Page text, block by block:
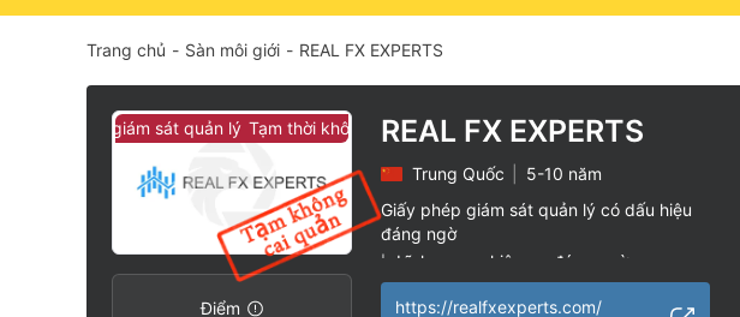
Trang chủ - Sàn môi giới - REAL FX EXPERTS
không có giám sát quản lý Tạm thời không có giám sát quản lý
Điểm
0
0
1
2
3
1
2
3
4
REAL FX EXPERTS
Trung Quốc
5-10 năm
Giấy phép giám sát quản lý có dấu hiệu
đáng ngờ
| Lĩnh vực nghiệp vụ đáng ngờ
|
https://realfxexperts.com/